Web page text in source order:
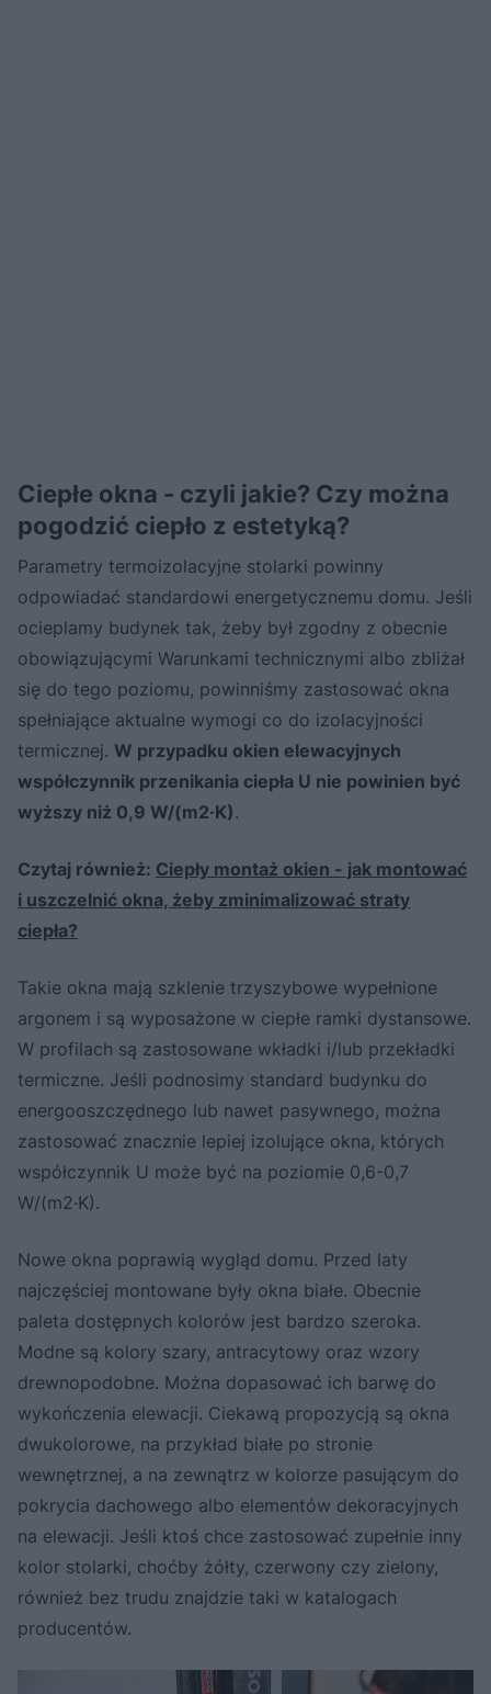
Ciepłe okna - czyli jakie? Czy można
pogodzić ciepło z estetyką?
Parametry termoizolacyjne stolarki powinny
odpowiadać standardowi energetycznemu domu. Jeśli
ocieplamy budynek tak, żeby był zgodny z obecnie
obowiązującymi Warunkami technicznymi albo zbliżał
się do tego poziomu, powinniśmy zastosować okna
spełniające aktualne wymogi co do izolacyjności
termicznej. W przypadku okien elewacyjnych
współczynnik przenikania ciepła U nie powinien być
wyższy niż 0,9 W/(m2·K).
Czytaj również: Ciepły montaż okien - jak montować
i uszczelnić okna, żeby zminimalizować straty
ciepła?
Takie okna mają szklenie trzyszybowe wypełnione
argonem i są wyposażone w ciepłe ramki dystansowe.
W profilach są zastosowane wkładki i/lub przekładki
termiczne. Jeśli podnosimy standard budynku do
energooszczędnego lub nawet pasywnego, można
zastosować znacznie lepiej izolujące okna, których
współczynnik U może być na poziomie 0,6-0,7
W/(m2·K).
Nowe okna poprawią wygląd domu. Przed laty
najczęściej montowane były okna białe. Obecnie
paleta dostępnych kolorów jest bardzo szeroka.
Modne są kolory szary, antracytowy oraz wzory
drewnopodobne. Można dopasować ich barwę do
wykończenia elewacji. Ciekawą propozycją są okna
dwukolorowe, na przykład białe po stronie
wewnętrznej, a na zewnątrz w kolorze pasującym do
pokrycia dachowego albo elementów dekoracyjnych
na elewacji. Jeśli ktoś chce zastosować zupełnie inny
kolor stolarki, choćby żółty, czerwony czy zielony,
również bez trudu znajdzie taki w katalogach
producentów.